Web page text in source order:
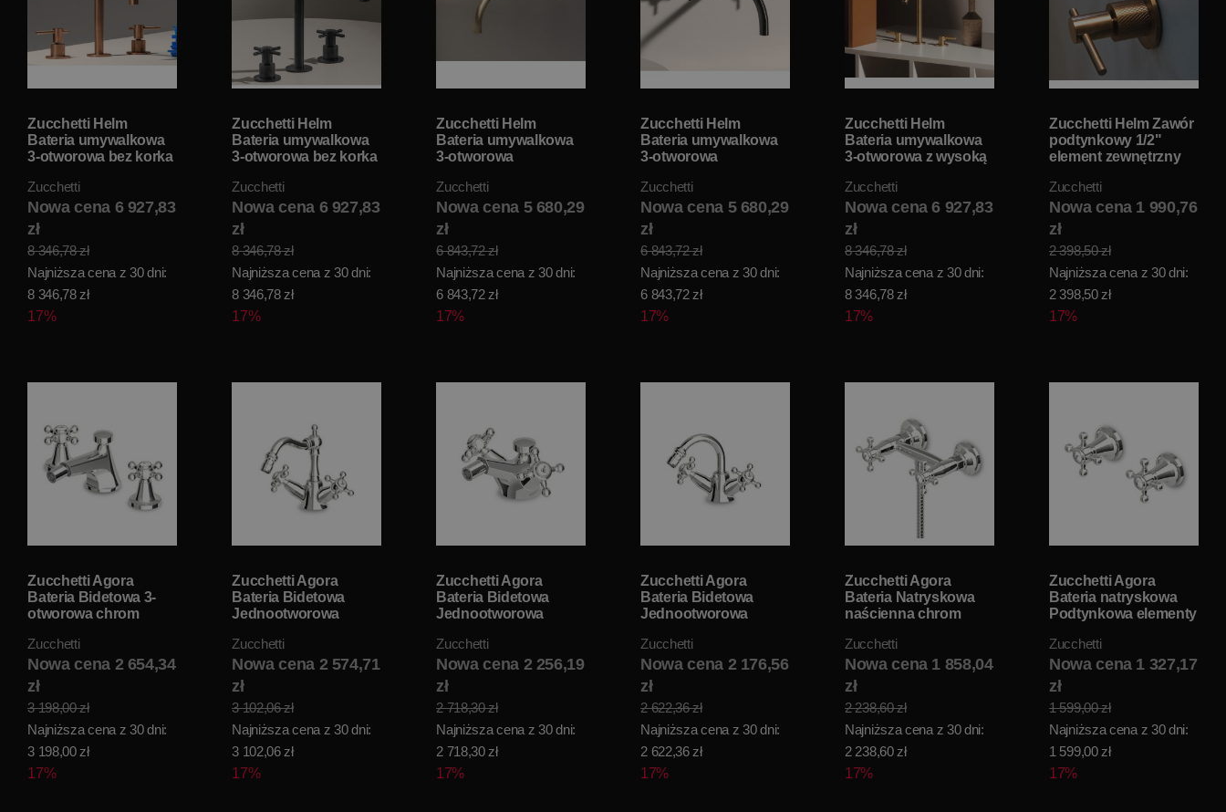
Zucchetti Helm
Bateria umywalkowa
3-otworowa bez korka
brushed copper pvd
ZHL516.XP91
Zucchetti
Nowa cena 6 927,83
zł
8 346,78 zł
Najniższa cena z 30 dni:
8 346,78 zł
17%
Zucchetti Helm
Bateria umywalkowa
3-otworowa bez korka
brushed total black
pvd ZHM516.XP81
Zucchetti
Nowa cena 6 927,83
zł
8 346,78 zł
Najniższa cena z 30 dni:
8 346,78 zł
17%
Zucchetti Helm
Bateria umywalkowa
3-otworowa
element zewnętrzny
brushed british gold
pvd ZHL761.XP31
Zucchetti
Nowa cena 5 680,29
zł
6 843,72 zł
Najniższa cena z 30 dni:
6 843,72 zł
17%
Zucchetti Helm
Bateria umywalkowa
3-otworowa
element zewnętrzny
brushed total black
pvd ZHM761.XP81
Zucchetti
Nowa cena 5 680,29
zł
6 843,72 zł
Najniższa cena z 30 dni:
6 843,72 zł
17%
Zucchetti Helm
Bateria umywalkowa
3-otworowa z wysoką
automatycznego
brushed gold pvd
ZHL516.XP41
Zucchetti
Nowa cena 6 927,83
zł
8 346,78 zł
Najniższa cena z 30 dni:
8 346,78 zł
17%
Zucchetti Helm Zawór
podtynkowy 1/2"
element zewnętrzny
ZHL729.XP91
Zucchetti
Nowa cena 1 990,76
zł
2 398,50 zł
Najniższa cena z 30 dni:
2 398,50 zł
17%
Zucchetti Agora
Bateria Bidetowa 3-
otworowa chrom
Zucchetti
Nowa cena 2 654,34
zł
3 198,00 zł
Najniższa cena z 30 dni:
3 198,00 zł
17%
Zucchetti Agora
Bateria Bidetowa
Jednootworowa
Zucchetti
Nowa cena 2 574,71
zł
3 102,06 zł
Najniższa cena z 30 dni:
3 102,06 zł
17%
Zucchetti Agora
Bateria Bidetowa
Jednootworowa
Zucchetti
Nowa cena 2 256,19
zł
2 718,30 zł
Najniższa cena z 30 dni:
2 718,30 zł
17%
Zucchetti Agora
Bateria Bidetowa
Jednootworowa
Zucchetti
Nowa cena 2 176,56
zł
2 622,36 zł
Najniższa cena z 30 dni:
2 622,36 zł
17%
Zucchetti Agora
Bateria Natryskowa
naścienna chrom
Zucchetti
Nowa cena 1 858,04
zł
2 238,60 zł
Najniższa cena z 30 dni:
2 238,60 zł
17%
Zucchetti Agora
Bateria natryskowa
Podtynkowa elementy
ZAG738
Zucchetti
Nowa cena 1 327,17
zł
1 599,00 zł
Najniższa cena z 30 dni:
1 599,00 zł
17%